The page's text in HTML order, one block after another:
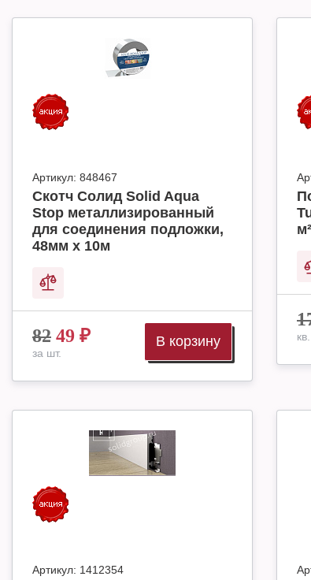
Артикул: 848467
Скотч Солид Solid Aqua
Stop металлизированный
для соединения подложки,
48мм х 10м
82 49 ₽
за шт.
В корзину
Артикул: 1412354